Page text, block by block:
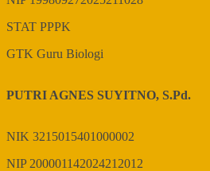
STAT PPPK
GTK Guru Biologi
PUTRI AGNES SUYITNO, S.Pd.
NIK 3215015401000002
NIP 200001142024212012